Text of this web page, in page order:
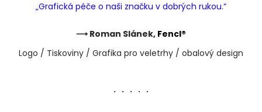
„Grafická péče o naši značku v dobrých rukou.“
⟶ Roman Slánek,Fencl®
Logo / Tiskoviny / Grafika pro veletrhy / obalový design
・・・・・